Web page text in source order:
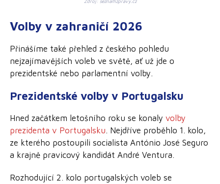
Zdroj: seznamzpravy.cz
Volby v zahraničí 2026
Přinášíme také přehled z českého pohledu
nejzajímavějších voleb ve světě, ať už jde o
prezidentské nebo parlamentní volby.
Prezidentské volby v Portugalsku
Hned začátkem letošního roku se konaly volby
prezidenta v Portugalsku. Nejdříve proběhlo 1. kolo,
ze kterého postoupili socialista António José Seguro
a krajně pravicový kandidát André Ventura.
Rozhodující 2. kolo portugalských voleb se